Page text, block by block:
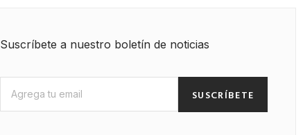
Suscríbete a nuestro boletín de noticias
SUSCRÍBETE